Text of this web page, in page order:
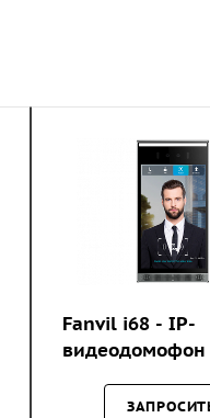
Fanvil i68 - IP-
видеодомофон